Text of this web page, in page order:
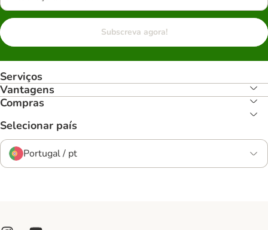
Subscreva agora!
Serviços
Vantagens
Compras
Selecionar país
Portugal / pt